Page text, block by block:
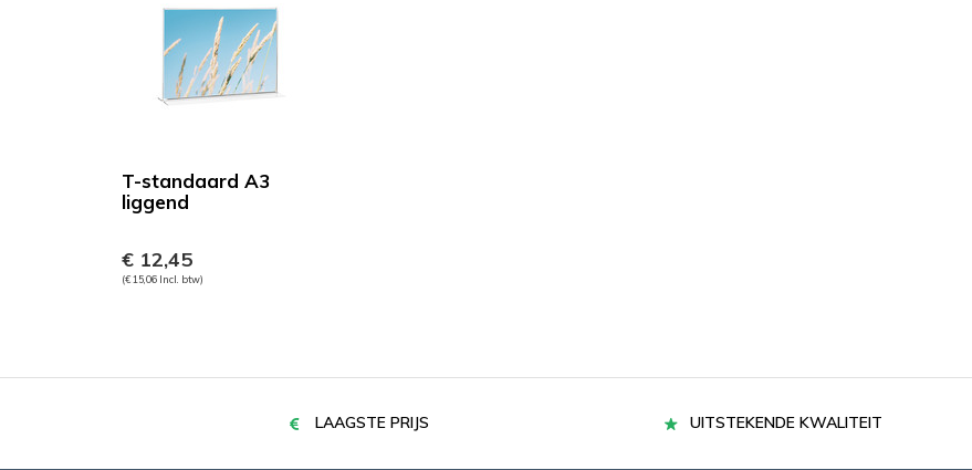
T-standaard A3
liggend
€ 12,45
(€ 15,06 Incl. btw)
LAAGSTE PRIJS UITSTEKENDE KWALITEIT